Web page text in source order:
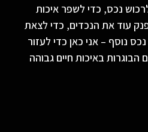
נכס, כדי לשפר איכות
עוד את הנכדים, כדי לצאת
נוסף – אני כאן כדי לעזור
באיכות חיים גבוהה